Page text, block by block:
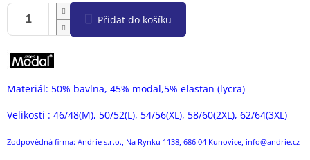
Přidat do košíku
Materiál: 50% bavlna, 45% modal,5% elastan (lycra)
Velikosti : 46/48(M), 50/52(L), 54/56(XL), 58/60(2XL), 62/64(3XL)
Zodpovědná firma: Andrie s.r.o., Na Rynku 1138, 686 04 Kunovice, info@andrie.cz